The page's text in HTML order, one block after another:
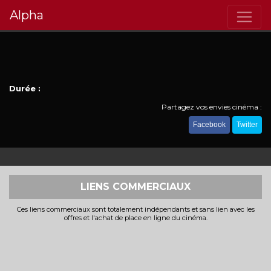
Alpha
Durée :
Partagez vos envies cinéma :
Facebook Twitter
LIENS COMMERCIAUX
Ces liens commerciaux sont totalement indépendants et sans lien avec les
offres et l'achat de place en ligne du cinéma.